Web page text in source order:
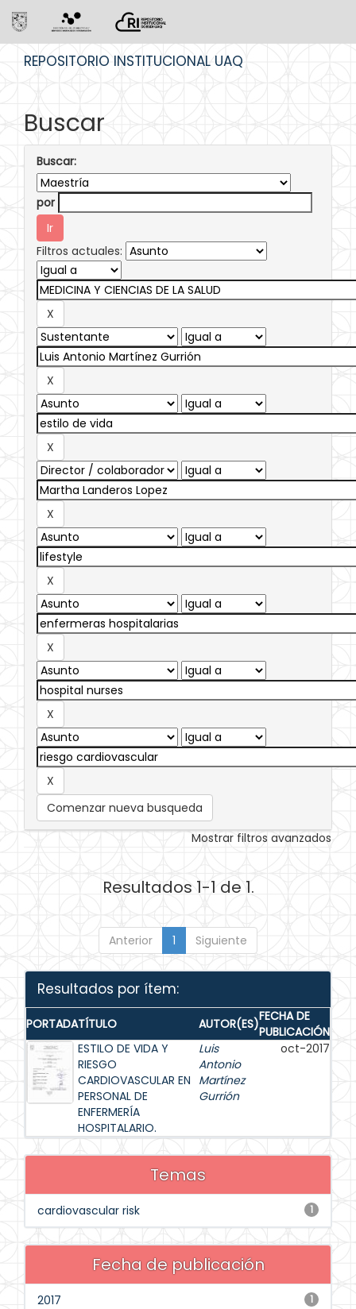
REPOSITORIO INSTITUCIONAL UAQ
Buscar
Buscar:
por
Filtros actuales:
Comenzar nueva busqueda
Mostrar filtros avanzados
Resultados 1-1 de 1.
Anterior 1 Siguiente
Resultados por ítem:
PORTADATÍTULO AUTOR(ES)FECHA DE
PUBLICACIÓN
ESTILO DE VIDA Y
RIESGO
CARDIOVASCULAR EN
PERSONAL DE
ENFERMERÍA
HOSPITALARIO.
Luis
Antonio
Martínez
Gurrión
oct-2017
Temas
1
cardiovascular risk
Fecha de publicación
1
2017